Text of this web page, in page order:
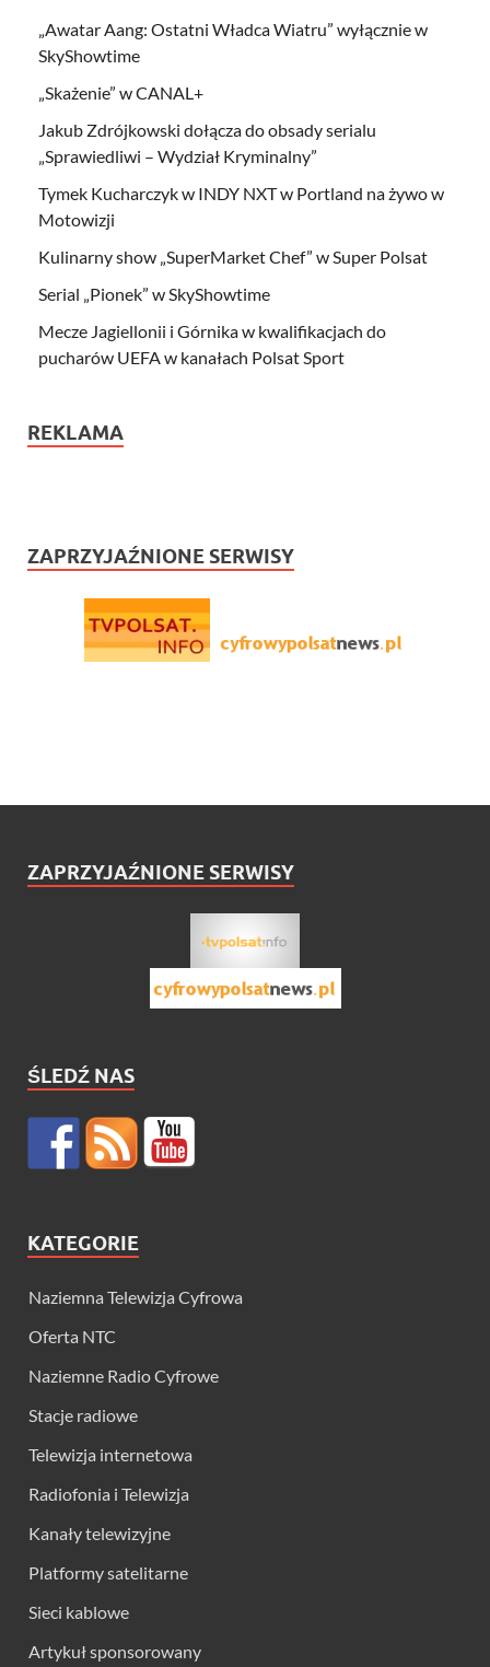
„Awatar Aang: Ostatni Władca Wiatru” wyłącznie w
SkyShowtime
„Skażenie” w CANAL+
Jakub Zdrójkowski dołącza do obsady serialu
„Sprawiedliwi – Wydział Kryminalny”
Tymek Kucharczyk w INDY NXT w Portland na żywo w
Motowizji
Kulinarny show „SuperMarket Chef” w Super Polsat
Serial „Pionek” w SkyShowtime
Mecze Jagiellonii i Górnika w kwalifikacjach do
pucharów UEFA w kanałach Polsat Sport
REKLAMA
ZAPRZYJAŹNIONE SERWISY
ZAPRZYJAŹNIONE SERWISY
ŚLEDŹ NAS
KATEGORIE
Naziemna Telewizja Cyfrowa
Oferta NTC
Naziemne Radio Cyfrowe
Stacje radiowe
Telewizja internetowa
Radiofonia i Telewizja
Kanały telewizyjne
Platformy satelitarne
Sieci kablowe
Artykuł sponsorowany